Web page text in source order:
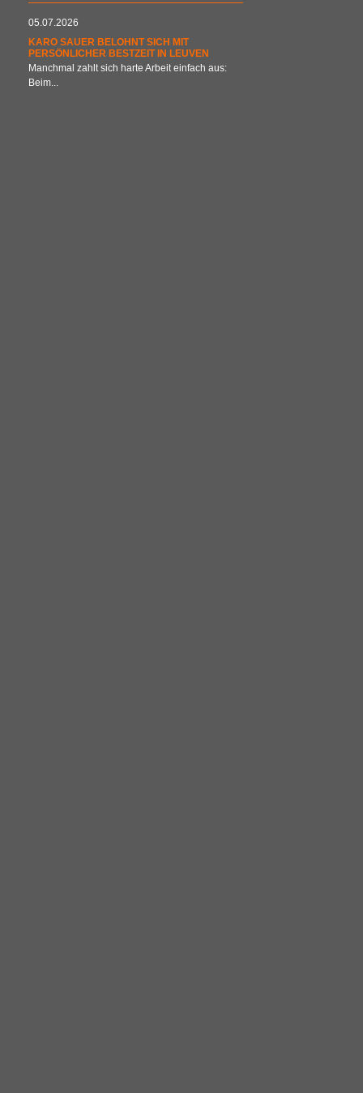
05.07.2026
KARO SAUER BELOHNT SICH MIT
PERSÖNLICHER BESTZEIT IN LEUVEN
Manchmal zahlt sich harte Arbeit einfach aus:
Beim...